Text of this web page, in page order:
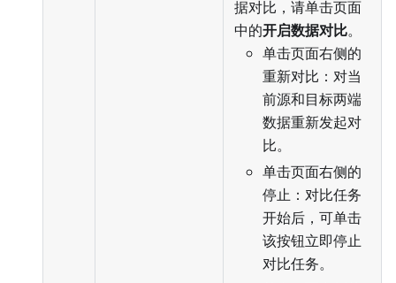
据对比，请单击页面
中的开启数据对比。
单击页面右侧的
重新对比：对当
前源和目标两端
数据重新发起对
比。
单击页面右侧的
停止：对比任务
开始后，可单击
该按钮立即停止
对比任务。